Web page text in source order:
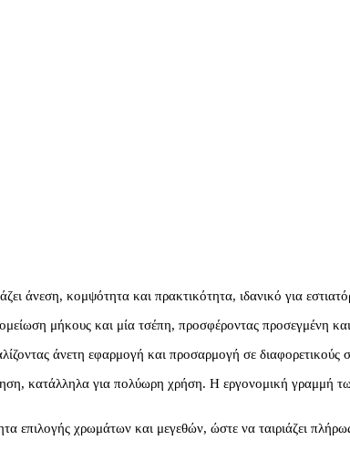
άνεση, κομψότητα και πρακτικότητα, ιδανικό για
μήκους και μία τσέπη, προσφέροντας προσεγμένη
άνετη εφαρμογή και προσαρμογή σε
κατάλληλα για πολύωρη χρήση. Η εργονομική γραμμή
επιλογής χρωμάτων και μεγεθών, ώστε να ταιριάζει